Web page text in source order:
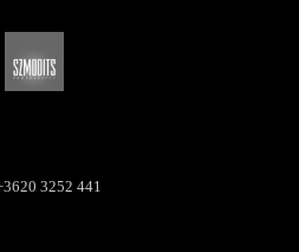
3252 441